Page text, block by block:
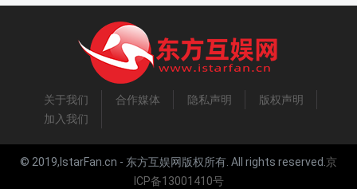
关于我们 合作媒体 隐私声明
版权声明
加入我们
© 2019,IstarFan.cn - 东方互娱网版权所有. All rights reserved.京
ICP备13001410号